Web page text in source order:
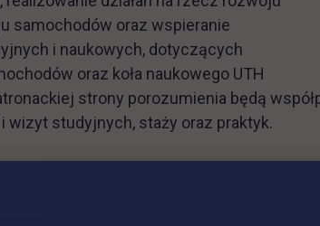
samochodów oraz wspieranie
i naukowych, dotyczących
oraz koła naukowego UTH
strony porozumienia będą
studyjnych, staży oraz praktyk.